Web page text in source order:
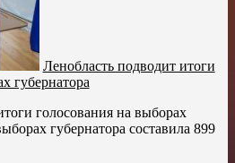
Ленобласть подводит итоги
губернатора
голосования на выборах
губернатора составила 899